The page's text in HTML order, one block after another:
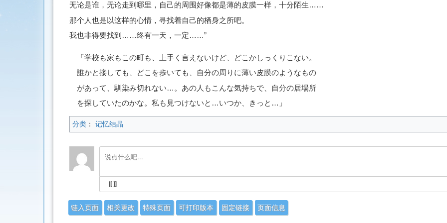
无论是谁，无论走到哪里，自己的周围好像都是薄的皮膜一样，十分陌生……
那个人也是以这样的心情，寻找着自己的栖身之所吧。
我也非得要找到……终有一天，一定……”
「学校も家もこの町も、上手く言えないけど、どこかしっくりこない。
誰かと接しても、どこを歩いても、自分の周りに薄い皮膜のようなもの
があって、馴染み切れない…。あの人もこんな気持ちで、自分の居場所
を探していたのかな。私も見つけないと…いつか、きっと…」
分类 ： 记忆结晶
链入页面 相关更改 特殊页面 可打印版本 固定链接 页面信息